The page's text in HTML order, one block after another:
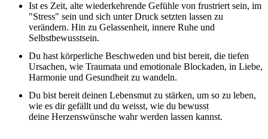
Ist es Zeit, alte wiederkehrende Gefühle von frustriert sein, im
"Stress" sein und sich unter Druck setzten lassen zu
verändern. Hin zu Gelassenheit, innere Ruhe und
Selbstbewusstsein.
Du hast körperliche Beschweden und bist bereit, die tiefen
Ursachen, wie Traumata und emotionale Blockaden, in Liebe,
Harmonie und Gesundheit zu wandeln.
Du bist bereit deinen Lebensmut zu stärken, um so zu leben,
wie es dir gefällt und du weisst, wie du bewusst
deine Herzenswünsche wahr werden lassen kannst.